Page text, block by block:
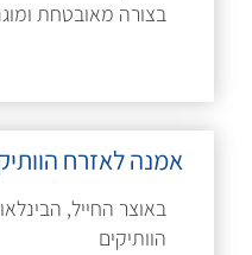
בצורה מאובטחת
אמנה לאזרח
באוצר החייל,
הוותיקים